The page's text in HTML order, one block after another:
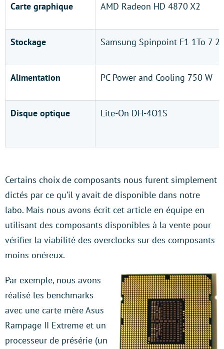
Carte graphique AMD Radeon HD 4870 X2
Stockage Samsung Spinpoint F1 1To 7
Alimentation PC Power and Cooling 750 W
Disque optique Lite-On DH-4O1S
Certains choix de composants nous furent simplement
dictés par ce qu’il y avait de disponible dans notre
labo. Mais nous avons écrit cet article en équipe en
utilisant des composants disponibles à la vente pour
vérifier la viabilité des overclocks sur des composants
moins onéreux.
Par exemple, nous avons
réalisé les benchmarks
avec une carte mère Asus
Rampage II Extreme et un
processeur de présérie (un